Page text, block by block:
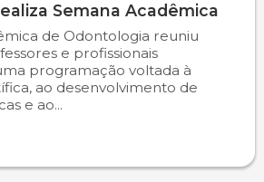
Semana Acadêmica
de Odontologia reuniu
e profissionais
programação voltada à
ao desenvolvimento de
e ao...